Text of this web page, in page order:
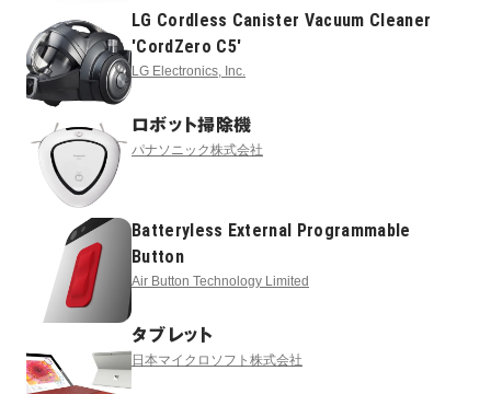
LG Cordless Canister Vacuum Cleaner
'CordZero C5'
LG Electronics, Inc.
ロボット掃除機
パナソニック株式会社
Batteryless External Programmable
Button
Air Button Technology Limited
タブレット
日本マイクロソフト株式会社